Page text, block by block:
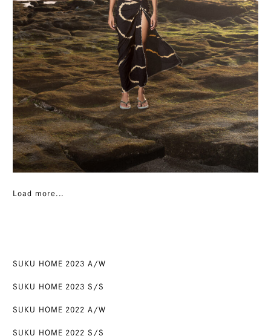
Load more...
SUKU HOME 2023 A/W
SUKU HOME 2023 S/S
SUKU HOME 2022 A/W
SUKU HOME 2022 S/S